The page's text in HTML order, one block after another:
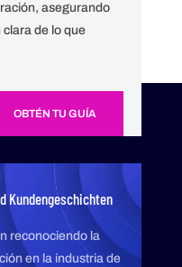
asegurando
de lo que
OBTÉN TU GUÍA
Kundengeschichten
reconociendo la
en la industria de